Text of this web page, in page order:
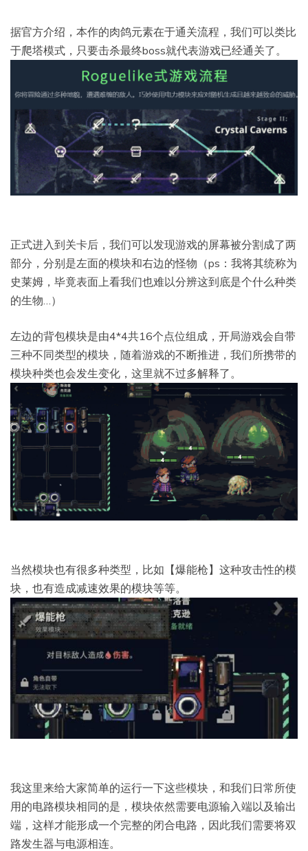
据官方介绍，本作的肉鸽元素在于通关流程，我们可以类比
于爬塔模式，只要击杀最终boss就代表游戏已经通关了。
正式进入到关卡后，我们可以发现游戏的屏幕被分割成了两
部分，分别是左面的模块和右边的怪物（ps：我将其统称为
史莱姆，毕竟表面上看我们也难以分辨这到底是个什么种类
的生物…）
左边的背包模块是由4*4共16个点位组成，开局游戏会自带
三种不同类型的模块，随着游戏的不断推进，我们所携带的
模块种类也会发生变化，这里就不过多解释了。
当然模块也有很多种类型，比如【爆能枪】这种攻击性的模
块，也有造成减速效果的模块等等。
我这里来给大家简单的运行一下这些模块，和我们日常所使
用的电路模块相同的是，模块依然需要电源输入端以及输出
端，这样才能形成一个完整的闭合电路，因此我们需要将双
路发生器与电源相连。